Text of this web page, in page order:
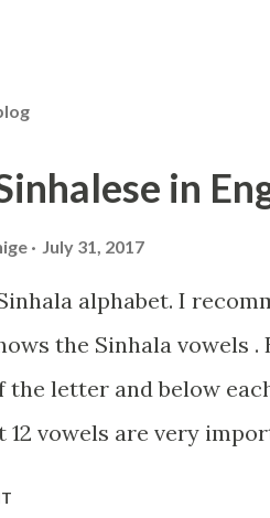
in
July 31, 2017
alphabet. I
the Sinhala vowels .
the letter and below
12 vowels are very